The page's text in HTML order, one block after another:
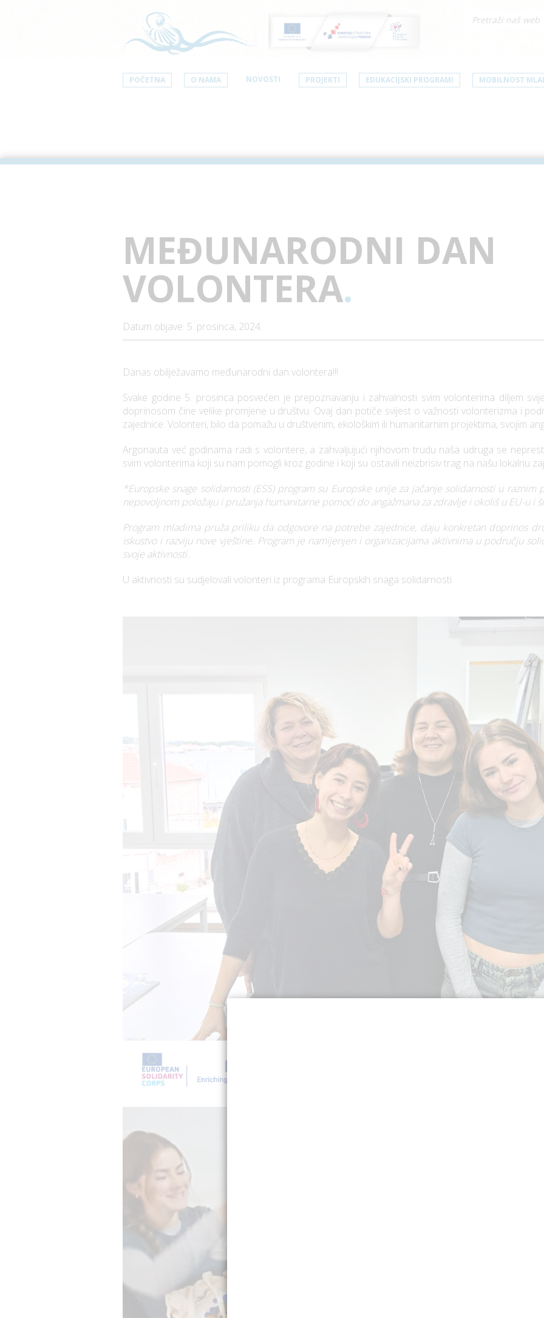
POČETNA O NAMA NOVOSTI PROJEKTI EDUKACIJSKI PROGRAMI MOBILNOST
MEĐUNARODNI DAN
VOLONTERA.
Datum objave: 5. prosinca, 2024.
Danas obilježavamo međunarodni dan volontera!!!
Svake godine 5. prosinca posvećen je prepoznavanju i zahvalnosti svim volonterima diljem
doprinosom čine velike promjene u društvu. Ovaj dan potiče svijest o važnosti volonterizma i
zajednice. Volonteri, bilo da pomažu u društvenim, ekološkim ili humanitarnim projektima, svojim
Argonauta već godinama radi s volontere, a zahvaljujući njihovom trudu naša udruga se
svim volonterima koji su nam pomogli kroz godine i koji su ostavili neizbrisiv trag na našu lokalnu
*Europske snage solidarnosti (ESS) program su Europske unije za jačanje solidarnosti u
nepovoljnom položaju i pružanja humanitarne pomoći do angažmana za zdravlje i okoliš u EU-u i
Program mladima pruža priliku da odgovore na potrebe zajednice, daju konkretan doprinos
iskustvo i razviju nove vještine. Program je namijenjen i organizacijama aktivnima u području
svoje aktivnosti.
U aktivnosti su sudjelovali volonteri iz programa Europskih snaga solidarnosti.